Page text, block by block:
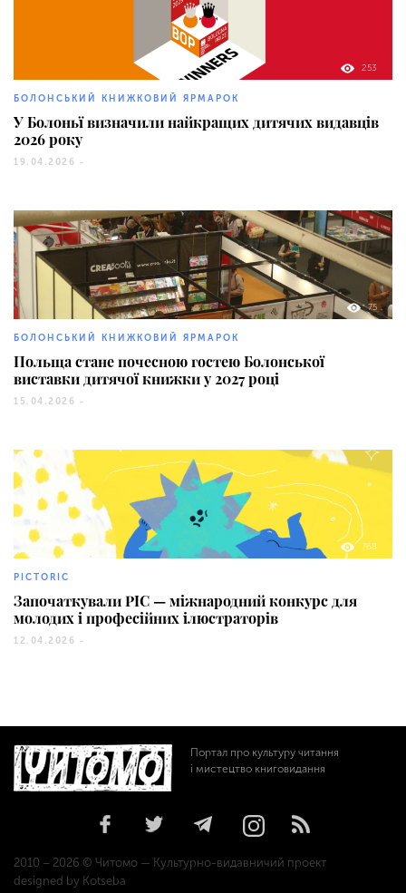
253
БОЛОНСЬКИЙ КНИЖКОВИЙ ЯРМАРОК
У Болоньї визначили найкращих дитячих видавців
2026 року
19.04.2026 -
75
БОЛОНСЬКИЙ КНИЖКОВИЙ ЯРМАРОК
Польща стане почесною гостею Болонської
виставки дитячої книжки у 2027 році
15.04.2026 -
768
PICTORIC
Започаткували PIC — міжнародний конкурс для
молодих і професійних ілюстраторів
12.04.2026 -
Портал про культуру читання
і мистецтво книговидання
2010 – 2026 © Читомо — Культурно-видавничий проект
designed by Kotseba